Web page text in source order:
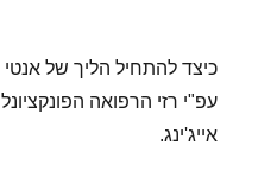
כיצד להתחיל הליך של אנטי
עפ"י רזי הרפואה
אייג'ינג.